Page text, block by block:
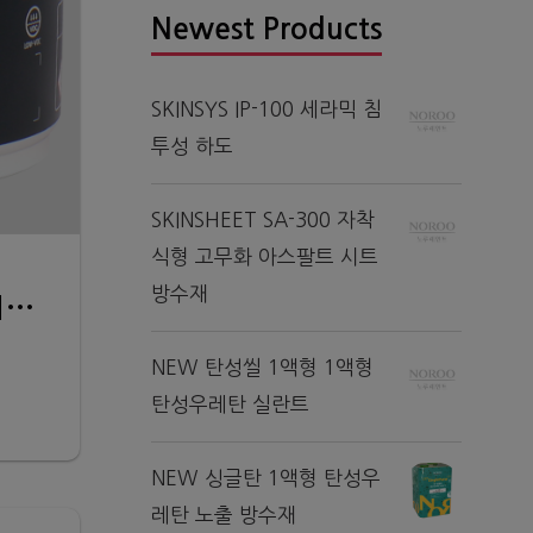
팬톤 칠판페인트 (PREMIUM CHALKBOARD PAINT INSPIRED BY PANTONE)
Newest Products
SKINSYS IP-100 세라믹 침
투성 하도
SKINSHEET SA-300 자착
식형 고무화 아스팔트 시트
방수재
NEW 탄성씰 1액형 1액형
탄성우레탄 실란트
NEW 싱글탄 1액형 탄성우
레탄 노출 방수재